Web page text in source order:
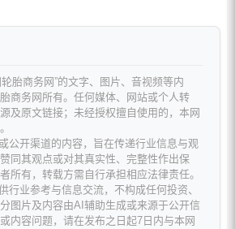
胎商务网”的文字、图片、音视频等内
商务网所有。任何媒体、网站或个人转
及原文链接；未经授权擅自使用的，本网
公开渠道的内容，旨在传递行业信息与观
同其观点或对其真实性、完整性作出保
所有，转载方需自行承担相应法律责任。
行业参考与信息交流，不构成任何投资、
图片及内容由AI辅助生成或来源于公开信
内容问题，请在发布之日起7日内与本网